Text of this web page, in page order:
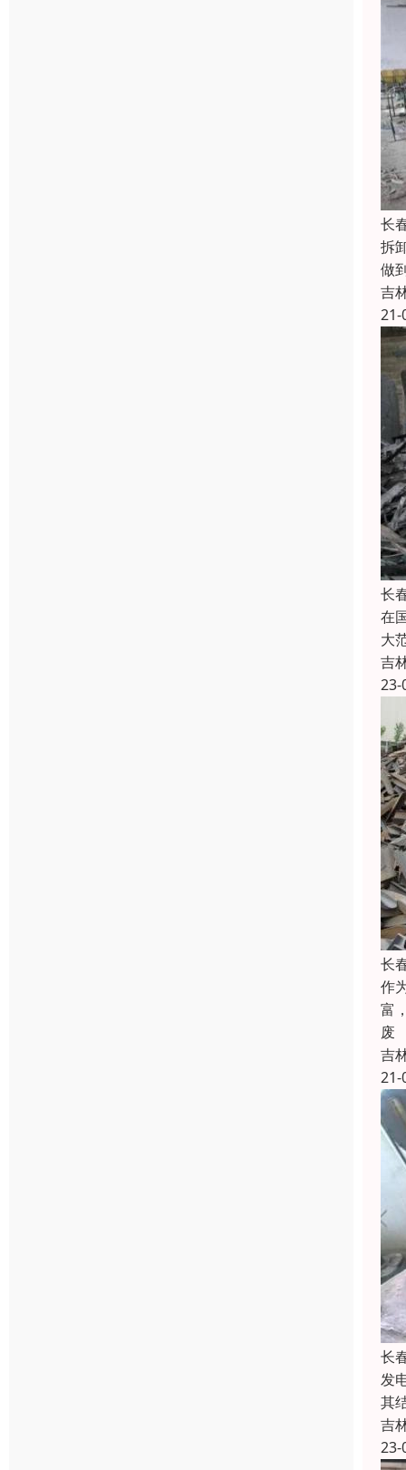
长
拆
做
吉
21-
长
在
大
吉
23-
长
作
富
废
吉
21-
长
发
其
吉
23-